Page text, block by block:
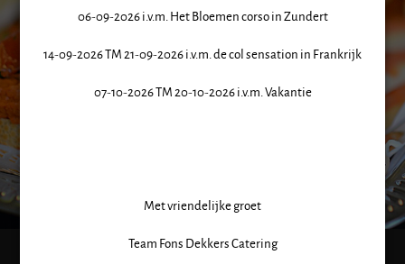
Catering op maat. Verrassende gerechten. We denken
06-09-2026 i.v.m. Het Bloemen corso in Zundert
14-09-2026 TM 21-09-2026 i.v.m. de col sensation in Frankrijk
07-10-2026 TM 20-10-2026 i.v.m. Vakantie
Met vriendelijke groet
Team Fons Dekkers Catering
Hapjes